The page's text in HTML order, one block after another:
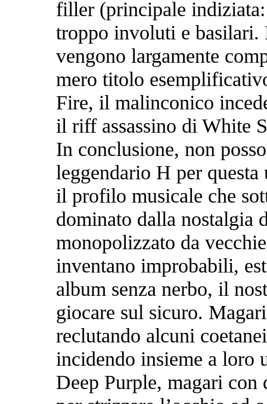
filler (principale
troppo involuti e
vengono largamente
mero titolo
Fire, il malinconico
il riff assassino di White
In conclusione, non
leggendario H per
il profilo musicale che
dominato dalla nostalgia
monopolizzato da
inventano improbabili,
album senza nerbo, il
giocare sul sicuro.
reclutando alcuni
incidendo insieme a loro
Deep Purple, magari